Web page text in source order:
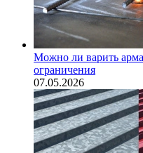
Можно ли варить
ограничения
07.05.2026